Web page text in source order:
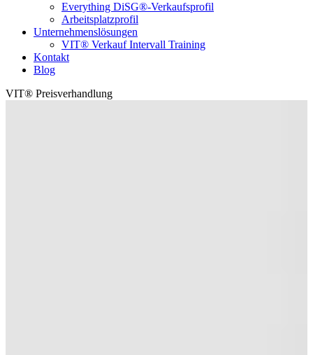
Everything DiSG®-Verkaufsprofil
Arbeitsplatzprofil
Unternehmenslösungen
VIT® Verkauf Intervall Training
Kontakt
Blog
VIT® Preisverhandlung